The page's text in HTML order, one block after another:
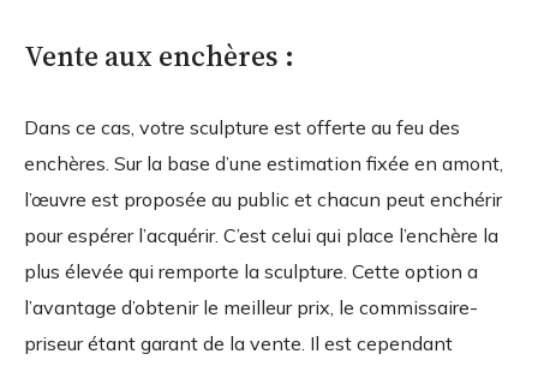
Vente aux enchères :
Dans ce cas, votre sculpture est offerte au feu des
enchères. Sur la base d’une estimation fixée en amont,
l’œuvre est proposée au public et chacun peut enchérir
pour espérer l’acquérir. C’est celui qui place l’enchère la
plus élevée qui remporte la sculpture. Cette option a
l’avantage d’obtenir le meilleur prix, le commissaire-
priseur étant garant de la vente. Il est cependant